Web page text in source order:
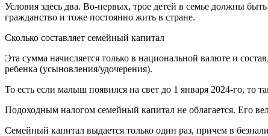
Условия здесь два. Во-первых, трое детей в семье должны
гражданство и тоже постоянно жить в стране.
Сколько составляет семейный капитал
Эта сумма начисляется только в национальной валюте и
ребенка (усыновления/удочерения).
То есть если малыш появился на свет до 1 января 2024-го, то
Подоходным налогом семейный капитал не облагается. Его
Семейный капитал выдается только один раз, причем в